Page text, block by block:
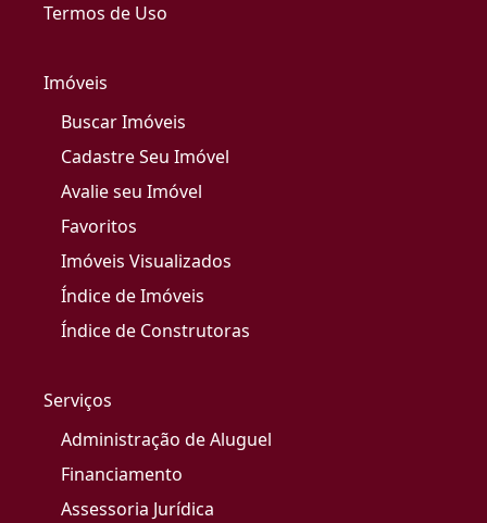
Termos de Uso
Imóveis
Buscar Imóveis
Cadastre Seu Imóvel
Avalie seu Imóvel
Favoritos
Imóveis Visualizados
Índice de Imóveis
Índice de Construtoras
Serviços
Administração de Aluguel
Financiamento
Assessoria Jurídica